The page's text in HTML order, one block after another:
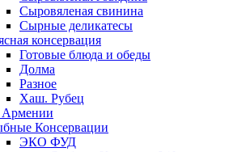
Сыровяленая свинина
Сырные деликатесы
консервация
Готовые блюда и обеды
Долма
Разное
Хаш. Рубец
Армении
Консервации
ЭКО ФУД